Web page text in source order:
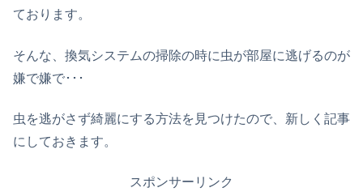
ております。
そんな、換気システムの掃除の時に虫が部屋に逃げるのが
嫌で嫌で･･･
虫を逃がさず綺麗にする方法を見つけたので、新しく記事
にしておきます。
スポンサーリンク